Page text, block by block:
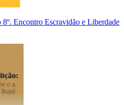
8º. Encontro Escravidão e Liberdade